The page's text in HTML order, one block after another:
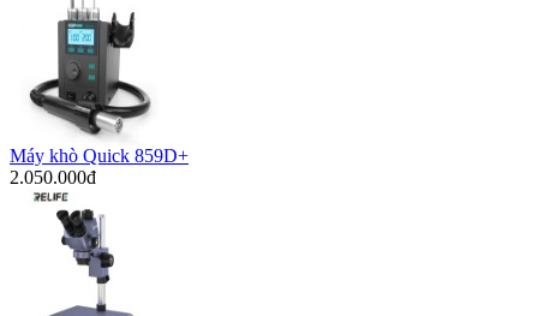
Máy khò Quick 859D+
2.050.000đ